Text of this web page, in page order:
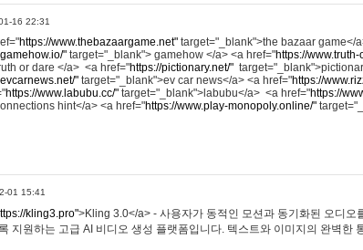
16 22:31
https://www.thebazaargame.net" target="_blank">the bazaar game</
" target="_blank"> gamehow </a> <a href="https://
or dare </a> <a href="https://pictionary.net/"
" target="_blank">ev car news</a> <a href="https://
https://www.labubu.cc/" target="_blank">labubu</a> <a href="https://
hint</a> <a href="https://www.play-monopoly.online/"
01 15:41
kling3.pro">Kling 3.0</a> - 사용자가 동적인 모션과 동기화된 오디오
지원하는 고급 AI 비디오 생성 플랫폼입니다. 텍스트와 이미지의 완벽한